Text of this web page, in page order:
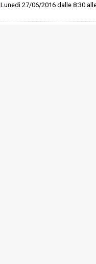
Lunedì 27/06/2016 dalle 8:30